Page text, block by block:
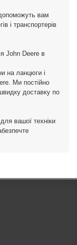
вам
і транспортерів
John Deere в
на ланцюги і
Ми постійно
доставку по
вашої техніки